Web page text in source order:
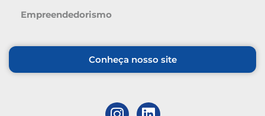
Empreendedorismo
Conheça nosso site